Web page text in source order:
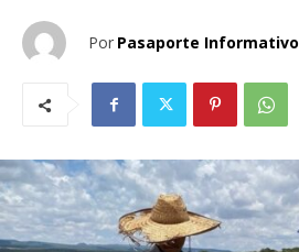
Por Pasaporte Informativo